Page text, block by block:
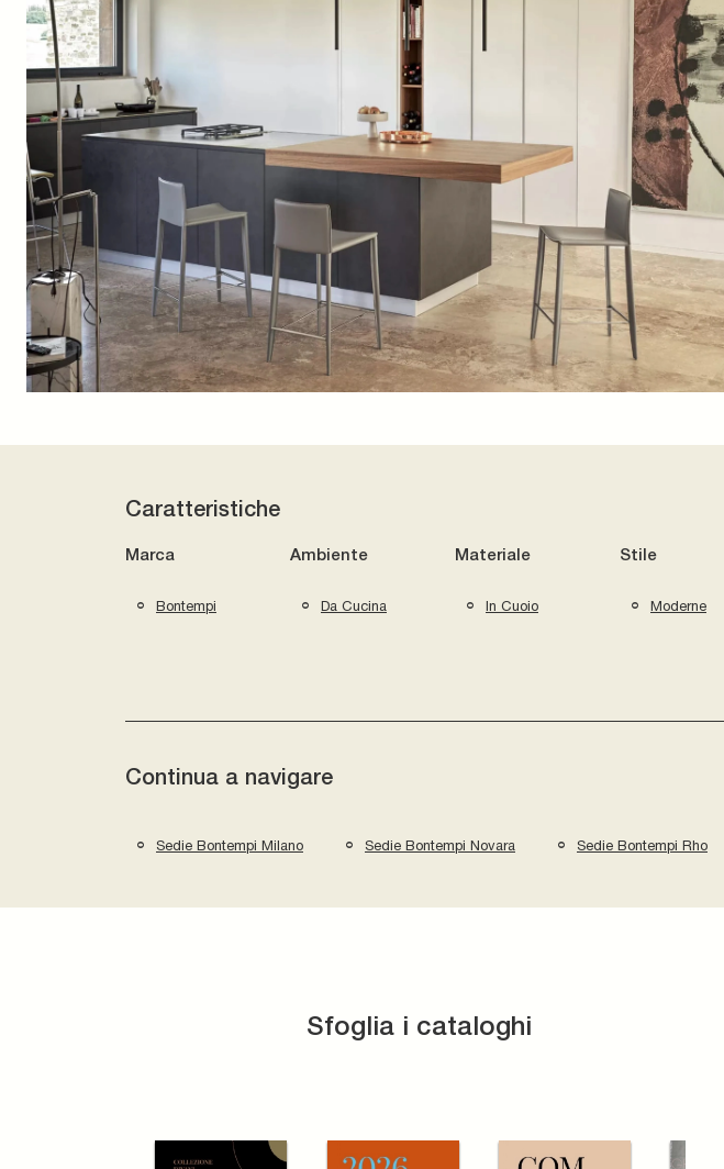
Caratteristiche
Marca
Bontempi
Ambiente
Da Cucina
Materiale
In Cuoio
Stile
Moderne
Continua a navigare
Sedie Bontempi Milano Sedie Bontempi Novara Sedie Bontempi Rho
Sfoglia i cataloghi